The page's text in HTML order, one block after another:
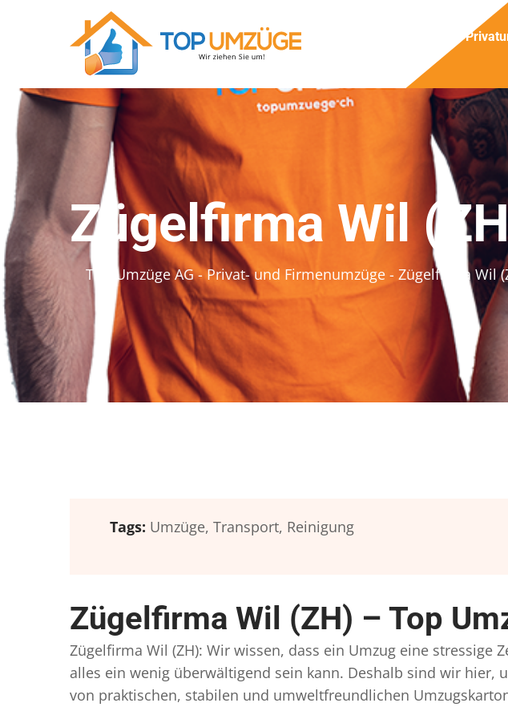
Zügelfirma Wil
Top Umzüge AG - Privat- und Firmenumzüge - Zügelfirma Wil
Tags: Umzüge, Transport, Reinigung
Zügelfirma Wil (ZH) – Top
Zügelfirma Wil (ZH): Wir wissen, dass ein Umzug eine stressige
alles ein wenig überwältigend sein kann. Deshalb sind wir
von praktischen, stabilen und umweltfreundlichen